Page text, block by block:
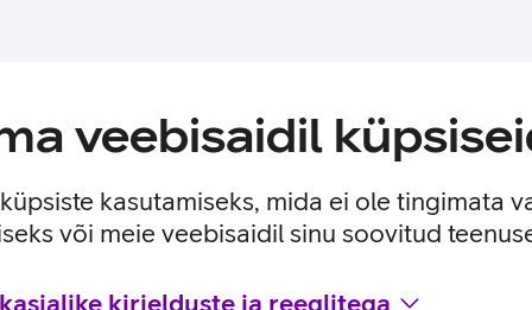
veebisaidil
kasutamiseks, mida ei ole tingimata
või meie veebisaidil sinu soovitud
kirjelduste ja reeglitega
Tänu oma lihtsale kinnitusele, on kella mugav kanda nii